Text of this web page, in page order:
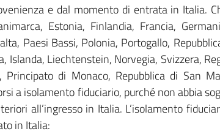
e dal momento di entrata in Italia.
Estonia, Finlandia, Francia,
Paesi Bassi, Polonia, Portogallo,
Islanda, Liechtenstein, Norvegia, Svizzera,
Principato di Monaco, Repubblica di San
a isolamento fiduciario, purché non abbia
all’ingresso in Italia. L’isolamento
in Italia: